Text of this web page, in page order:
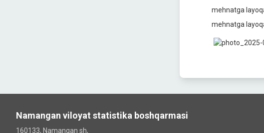
mehnatga
mehnatga
Namangan viloyat statistika boshqarmasi
160133, Namangan sh,